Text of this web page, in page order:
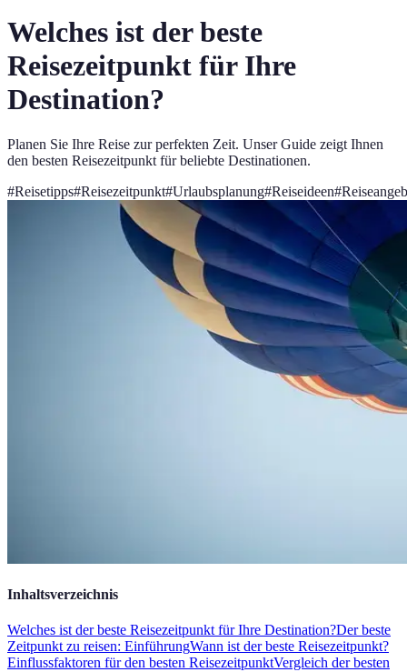
Welches ist der beste
Reisezeitpunkt für Ihre
Destination?
Planen Sie Ihre Reise zur perfekten Zeit. Unser Guide zeigt Ihnen
den besten Reisezeitpunkt für beliebte Destinationen.
#Reisetipps#Reisezeitpunkt#Urlaubsplanung#Reiseideen#
Inhaltsverzeichnis
Welches ist der beste Reisezeitpunkt für Ihre Destination?Der beste
Zeitpunkt zu reisen: EinführungWann ist der beste Reisezeitpunkt?
Einflussfaktoren für den besten ReisezeitpunktVergleich der besten